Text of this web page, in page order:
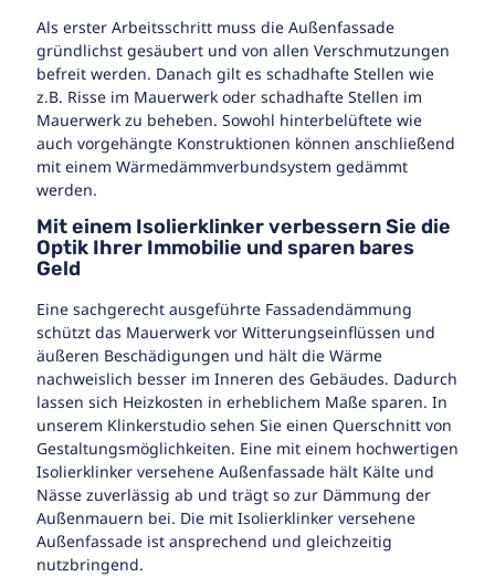
Als erster Arbeitsschritt muss die Außenfassade
gründlichst gesäubert und von allen Verschmutzungen
befreit werden. Danach gilt es schadhafte Stellen wie
z.B. Risse im Mauerwerk oder schadhafte Stellen im
Mauerwerk zu beheben. Sowohl hinterbelüftete wie
auch vorgehängte Konstruktionen können anschließend
mit einem Wärmedämmverbundsystem gedämmt
werden.
Mit einem Isolierklinker verbessern Sie die
Optik Ihrer Immobilie und sparen bares
Geld
Eine sachgerecht ausgeführte Fassadendämmung
schützt das Mauerwerk vor Witterungseinflüssen und
äußeren Beschädigungen und hält die Wärme
nachweislich besser im Inneren des Gebäudes. Dadurch
lassen sich Heizkosten in erheblichem Maße sparen. In
unserem Klinkerstudio sehen Sie einen Querschnitt von
Gestaltungsmöglichkeiten. Eine mit einem hochwertigen
Isolierklinker versehene Außenfassade hält Kälte und
Nässe zuverlässig ab und trägt so zur Dämmung der
Außenmauern bei. Die mit Isolierklinker versehene
Außenfassade ist ansprechend und gleichzeitig
nutzbringend.